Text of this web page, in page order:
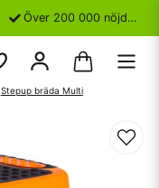
Över 200 000 nöjda kunder
Stepup bräda Multi